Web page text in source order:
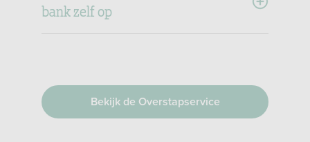
bank zelf op
Bekijk de Overstapservice